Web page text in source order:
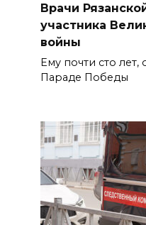
Врачи
участника
войны
Ему почти сто лет,
Параде Победы